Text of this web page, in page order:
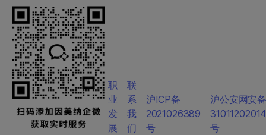
职
业
发
展
联
系
我
们
沪ICP备
2021026389
号
沪公安网安
号